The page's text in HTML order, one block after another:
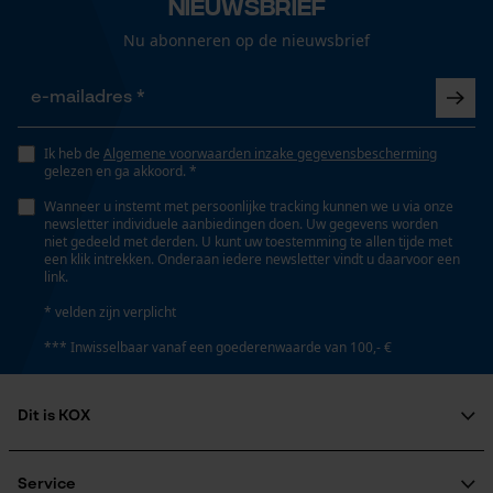
Branche
bouwmaterialenindustrie, Mijnbouw,
Afvalverwerkings- en recyclingbedrijven, Bosbouw,
Steden en gemeenten, Tuin- en
Volg het onderhoudsadvies op het etiket.
Jobman werkbroek
model 2313
39,91 €
Hase handschoen
Power Grip III
KOX functioneel
gegevensverwerking opslaan
Econda Tag Manager
Statistische Cookies
Econda Analytics